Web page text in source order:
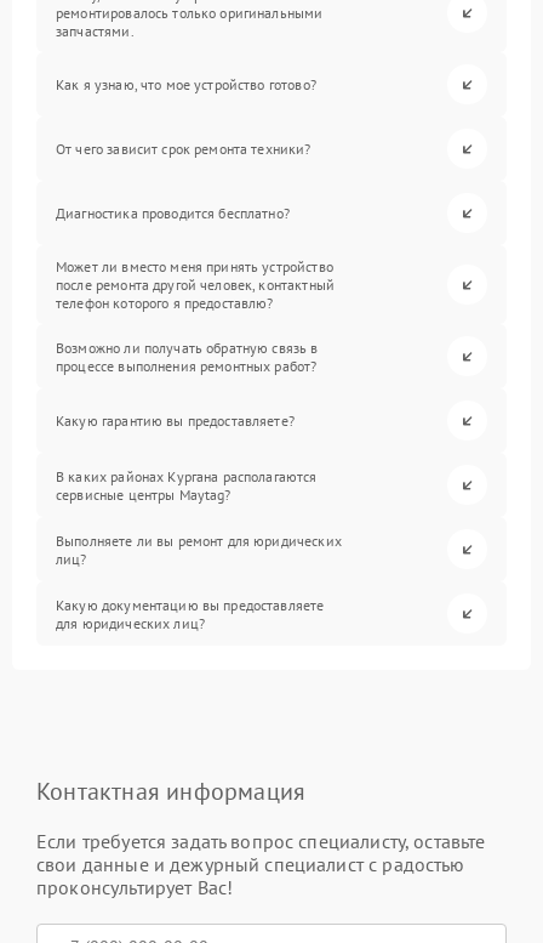
ремонтировалось только оригинальными
запчастями.
Как я узнаю, что мое устройство готово?
От чего зависит срок ремонта техники?
Диагностика проводится бесплатно?
Может ли вместо меня принять устройство
после ремонта другой человек, контактный
телефон которого я предоставлю?
Возможно ли получать обратную связь в
процессе выполнения ремонтных работ?
Какую гарантию вы предоставляете?
В каких районах Кургана располагаются
сервисные центры Maytag?
Выполняете ли вы ремонт для юридических
лиц?
Какую документацию вы предоставляете
для юридических лиц?
Контактная информация
Если требуется задать вопрос специалисту, оставьте
свои данные и дежурный специалист с радостью
проконсультирует Вас!